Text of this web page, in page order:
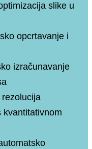
slike u
opcrtavanje i
izračunavanje
kvantitativnom